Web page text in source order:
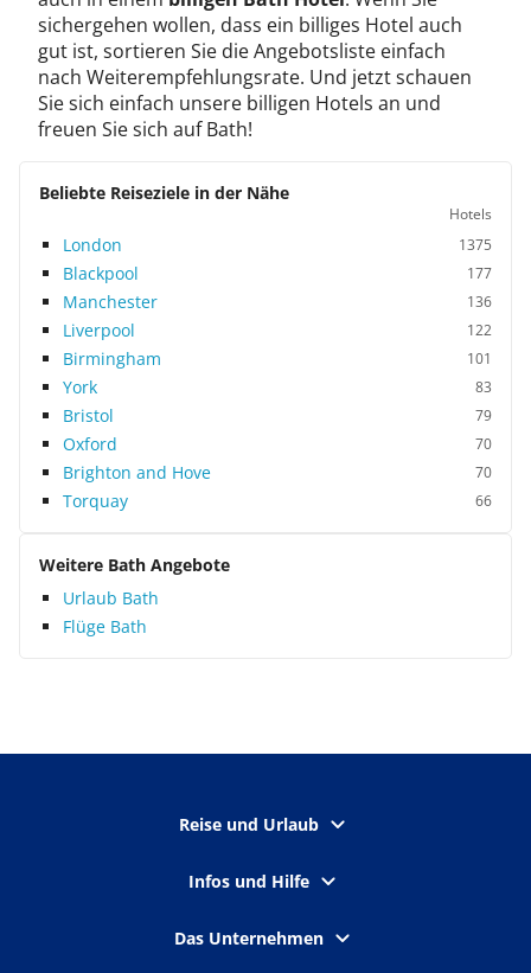
sichergehen wollen, dass ein billiges Hotel auch
gut ist, sortieren Sie die Angebotsliste einfach
nach Weiterempfehlungsrate. Und jetzt schauen
Sie sich einfach unsere billigen Hotels an und
freuen Sie sich auf Bath!
Beliebte Reiseziele in der Nähe
Hotels
London 1375
Blackpool 177
Manchester 136
Liverpool 122
Birmingham 101
York 83
Bristol 79
Oxford 70
Brighton and Hove 70
Torquay 66
Weitere Bath Angebote
Urlaub Bath
Flüge Bath
Reise und Urlaub
Infos und Hilfe
Das Unternehmen